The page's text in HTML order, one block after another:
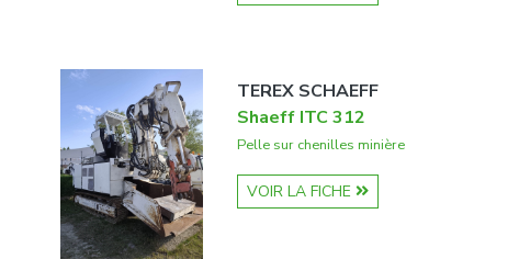
TEREX SCHAEFF
Shaeff ITC 312
Pelle sur chenilles minière
VOIR LA FICHE